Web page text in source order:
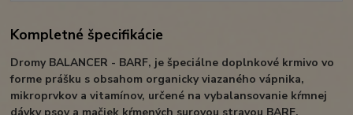
Kompletné špecifikácie
Dromy BALANCER - BARF, je špeciálne doplnkové krmivo vo
forme prášku s obsahom organicky viazaného vápnika,
mikroprvkov a vitamínov, určené na vybalansovanie kŕmnej